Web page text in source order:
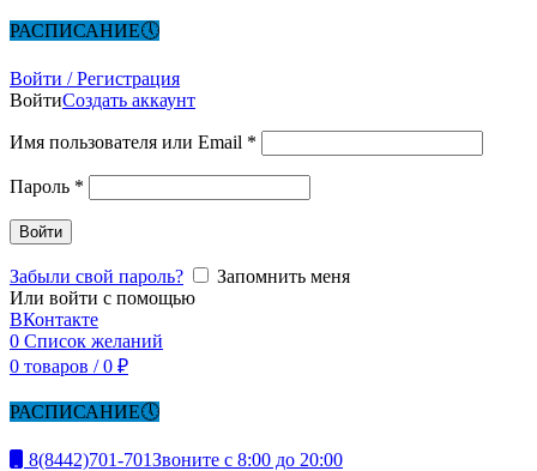
РАСПИСАНИЕ
Войти / Регистрация
ВойтиСоздать аккаунт
Имя пользователя или Email *
Пароль *
Войти
Забыли свой пароль?
Запомнить меня
Или войти с помощью
ВКонтакте
0 Список желаний
0 товаров / 0 ₽
РАСПИСАНИЕ
8(8442)701-701Звоните с 8:00 до 20:00